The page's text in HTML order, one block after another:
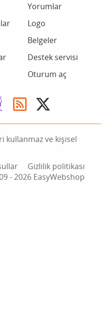
Yorumlar
Logo
Belgeler
Destek servisi
Oturum aç
kullanmaz ve kişisel
Gizlilik politikası
‑ 2026 EasyWebshop